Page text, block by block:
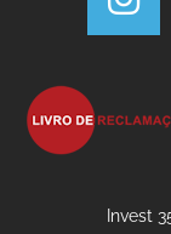
Invest